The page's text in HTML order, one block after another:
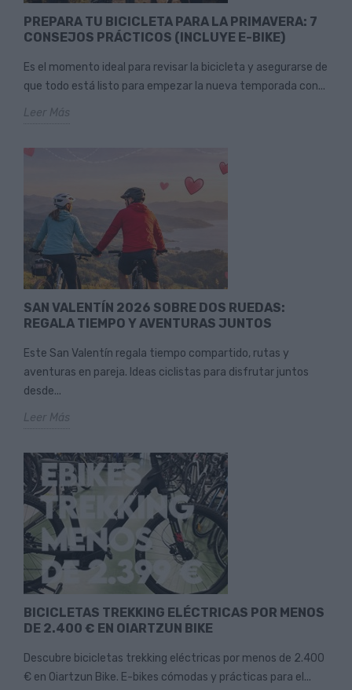
PREPARA TU BICICLETA PARA LA PRIMAVERA: 7
CONSEJOS PRÁCTICOS (INCLUYE E-BIKE)
Es el momento ideal para revisar la bicicleta y asegurarse de
que todo está listo para empezar la nueva temporada con...
Leer Más
SAN VALENTÍN 2026 SOBRE DOS RUEDAS:
REGALA TIEMPO Y AVENTURAS JUNTOS
Este San Valentín regala tiempo compartido, rutas y
aventuras en pareja. Ideas ciclistas para disfrutar juntos
desde...
Leer Más
BICICLETAS TREKKING ELÉCTRICAS POR MENOS
DE 2.400 € EN OIARTZUN BIKE
Descubre bicicletas trekking eléctricas por menos de 2.400
€ en Oiartzun Bike. E-bikes cómodas y prácticas para el...